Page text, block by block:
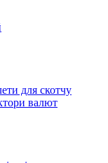
для скотчу
валют